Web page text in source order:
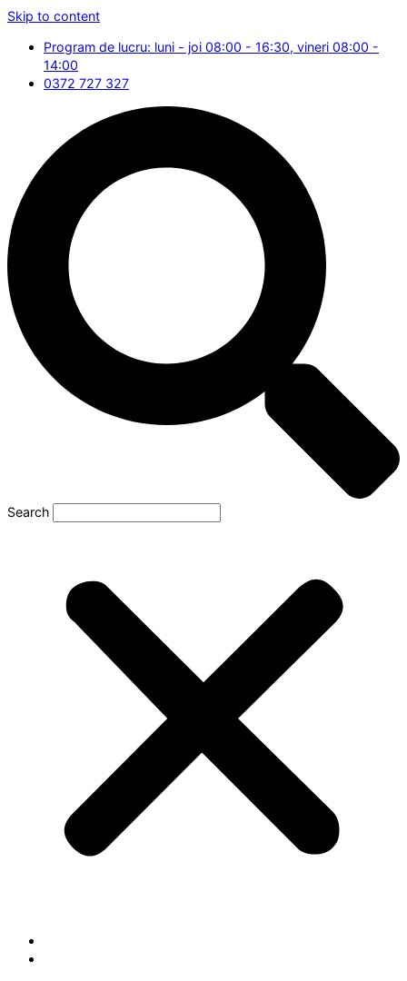
Skip to content
Program de lucru: luni - joi 08:00 - 16:30, vineri 08:00 -
14:00
0372 727 327
Search